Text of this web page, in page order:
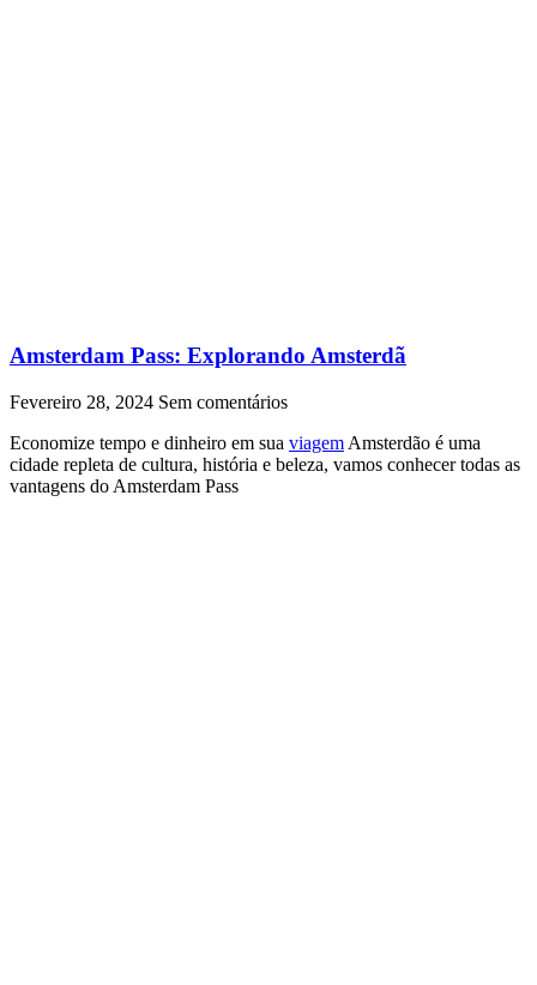
Amsterdam Pass: Explorando Amsterdã
Fevereiro 28, 2024 Sem comentários
Economize tempo e dinheiro em sua viagem Amsterdão é uma
cidade repleta de cultura, história e beleza, vamos conhecer todas as
vantagens do Amsterdam Pass